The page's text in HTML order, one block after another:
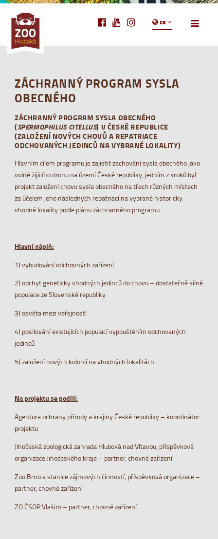
cs
ZÁCHRANNÝ PROGRAM SYSLA
OBECNÉHO
ZÁCHRANNÝ PROGRAM SYSLA OBECNÉHO
(SPERMOPHILUS CITELLUS) V ČESKÉ REPUBLICE
(ZALOŽENÍ NOVÝCH CHOVŮ A REPATRIACE
ODCHOVANÝCH JEDINCŮ NA VYBRANÉ LOKALITY)
Hlavním cílem programu je zajistit zachování sysla obecného jako
volně žijícího druhu na území České republiky, jedním z kroků byl
projekt založení chovu sysla obecného na třech různých místech
za účelem jeho následných repatriací na vybrané historicky
vhodné lokality podle plánu záchranného programu.
Hlavní náplň:
1) vybudování odchovných zařízení
2) odchyt geneticky vhodných jedinců do chovu – dostatečně silné
populace ze Slovenské republiky
3) osvěta mezi veřejností
4) posilování existujících populací vypouštěním odchovaných
jedinců
5) založení nových kolonií na vhodných lokalitách
Na projektu se podílí:
Agentura ochrany přírody a krajiny České republiky – koordinátor
projektu
Jihočeská zoologická zahrada Hluboká nad Vltavou, příspěvková
organizace Jihočeského kraje – partner, chovné zařízení
Zoo Brno a stanice zájmových činností, příspěvková organizace –
partner, chovné zařízení
ZO ČSOP Vlašim – partner, chovné zařízení